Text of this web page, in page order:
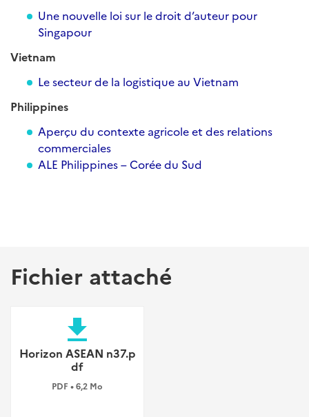
Une nouvelle loi sur le droit d’auteur pour
Singapour
Vietnam
Le secteur de la logistique au Vietnam
Philippines
Aperçu du contexte agricole et des relations
commerciales
ALE Philippines – Corée du Sud
Fichier attaché
file_download
Horizon ASEAN n37.p
df
PDF • 6,2 Mo